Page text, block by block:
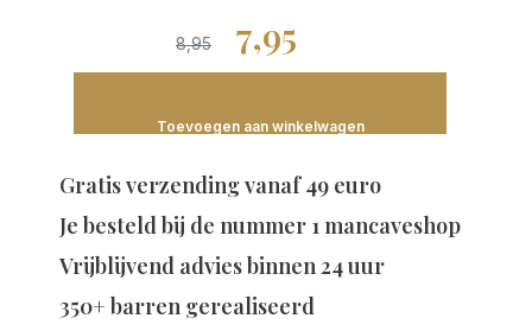
8,95 7,95
Toevoegen aan winkelwagen
Gratis verzending vanaf 49 euro
Je besteld bij de nummer 1 mancaveshop
Vrijblijvend advies binnen 24 uur
350+ barren gerealiseerd